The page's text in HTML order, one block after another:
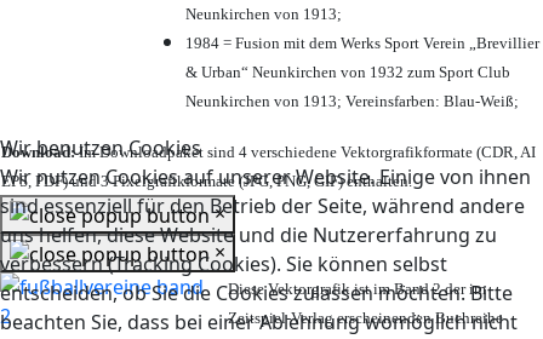
Wir benutzen Cookies
Wir nutzen Cookies auf unserer Website. Einige von ihnen
sind essenziell für den Betrieb der Seite, während andere
uns helfen, diese Website und die Nutzererfahrung zu
verbessern (Tracking Cookies). Sie können selbst
entscheiden, ob Sie die Cookies zulassen möchten. Bitte
beachten Sie, dass bei einer Ablehnung womöglich nicht
Neunkirchen von 1913;
1984 = Fusion mit dem Werks Sport Verein „Brevillier
& Urban“ Neunkirchen von 1932 zum Sport Club
Neunkirchen von 1913; Vereinsfarben: Blau-Weiß;
Download:Im Downloadpaket sind 4 verschiedene Vektorgrafikformate (CDR, AI
EPS, PDF) und 3 Pixelgrafikformate (JPG, PNG, GIF) enthalten.
×
×
Diese Vektorgrafik ist im Band 2 der im
Zeitspiel-Verlag erscheinenden Buchreihe